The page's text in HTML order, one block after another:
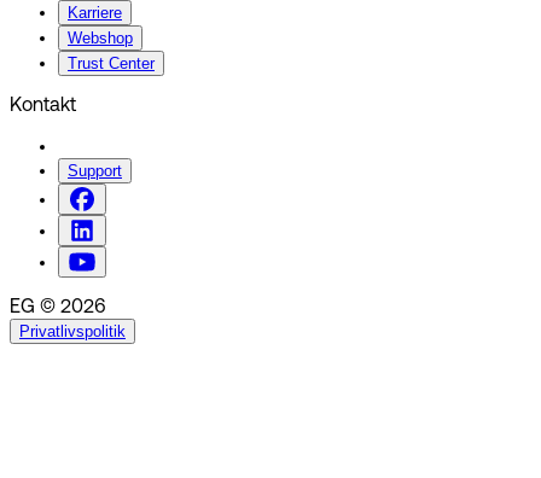
Karriere
Webshop
Trust Center
Kontakt
Support
EG © 2026
Privatlivspolitik